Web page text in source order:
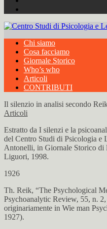
Chi siamo
Cosa facciamo
Giornale Storico
Who’s who
Articoli
CONTRIBUTI
Il silenzio in analisi secondo
Articoli
Estratto da I silenzi e la
del Centro Studi di Psicologia e
Antonelli, in Giornale Storico di
Liguori, 1998.
1926
Th. Reik, “The Psychological
Psychoanalytic Review, 55, n.
originariamente in Wie man
1927).